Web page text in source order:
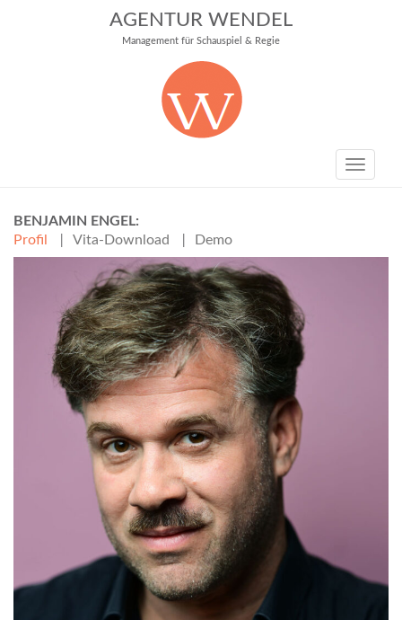
AGENTUR WENDEL
Management für Schauspiel & Regie
Toggle
BENJAMIN ENGEL
Profil
Vita-Download Demo